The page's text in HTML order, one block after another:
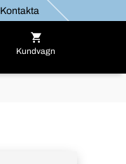
Kontakta
Kundvagn